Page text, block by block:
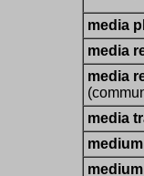
media
media
media
media
medium